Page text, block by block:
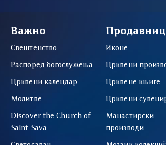
Важно
Свештенство
Распоред богослужења
Црквени календар
Молитве
Discover the Church of
Saint Sava
Иконе
Црквени
Црквене књиге
Црквени
Манастирски
производи